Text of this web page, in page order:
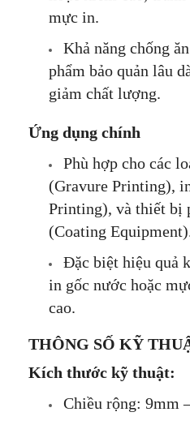
mực in.
Khả năng chống
phẩm bảo quản lâu
giảm chất lượng.
Ứng dụng chính
Phù hợp cho các
(Gravure Printing),
Printing), và thiết bị
(Coating
Đặc biệt hiệu quả
in gốc nước hoặc
cao.
THÔNG SỐ KỸ
Kích thước kỹ thuật:
Chiều rộng: 9mm